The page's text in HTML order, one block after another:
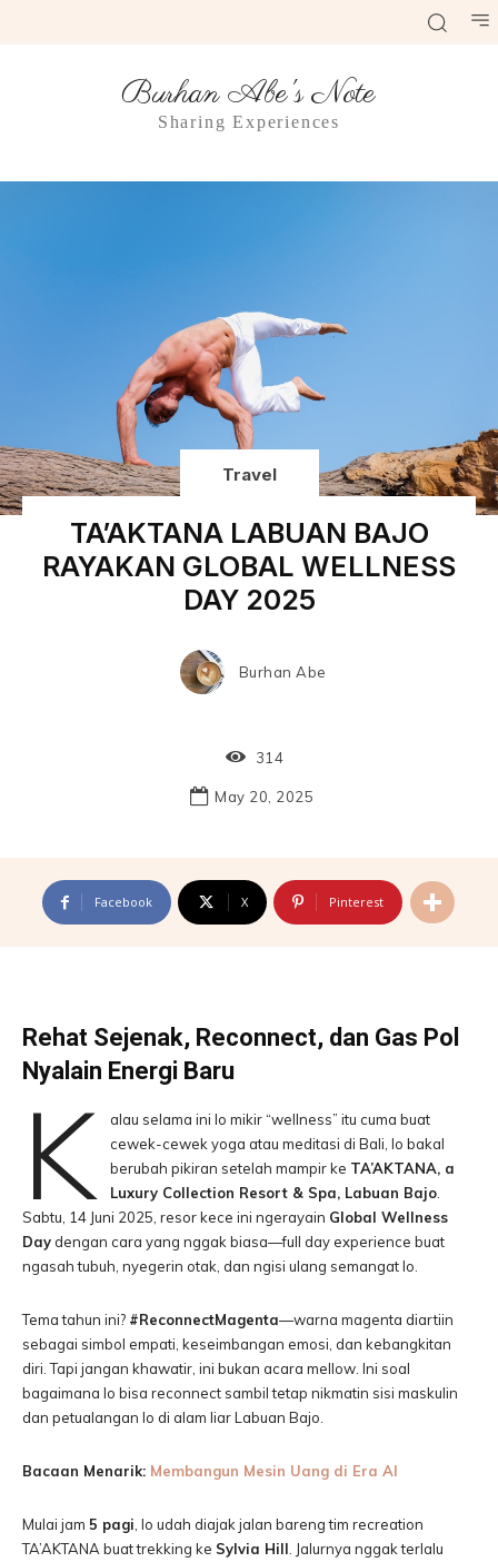
Burhan Abe's Note
Sharing Experiences
Travel
TA’AKTANA LABUAN BAJO
RAYAKAN GLOBAL WELLNESS
DAY 2025
Burhan Abe
314
May 20, 2025
Facebook X Pinterest
Rehat Sejenak, Reconnect, dan Gas Pol
Nyalain Energi Baru
K
alau selama ini lo mikir “wellness” itu cuma buat
cewek-cewek yoga atau meditasi di Bali, lo bakal
berubah pikiran setelah mampir ke TA’AKTANA, a
Luxury Collection Resort & Spa, Labuan Bajo.
Sabtu, 14 Juni 2025, resor kece ini ngerayain Global Wellness
Day dengan cara yang nggak biasa—full day experience buat
ngasah tubuh, nyegerin otak, dan ngisi ulang semangat lo.
Tema tahun ini? #ReconnectMagenta—warna magenta diartiin
sebagai simbol empati, keseimbangan emosi, dan kebangkitan
diri. Tapi jangan khawatir, ini bukan acara mellow. Ini soal
bagaimana lo bisa reconnect sambil tetap nikmatin sisi maskulin
dan petualangan lo di alam liar Labuan Bajo.
Bacaan Menarik: Membangun Mesin Uang di Era AI
Mulai jam 5 pagi , lo udah diajak jalan bareng tim recreation
TA’AKTANA buat trekking ke Sylvia Hill . Jalurnya nggak terlalu